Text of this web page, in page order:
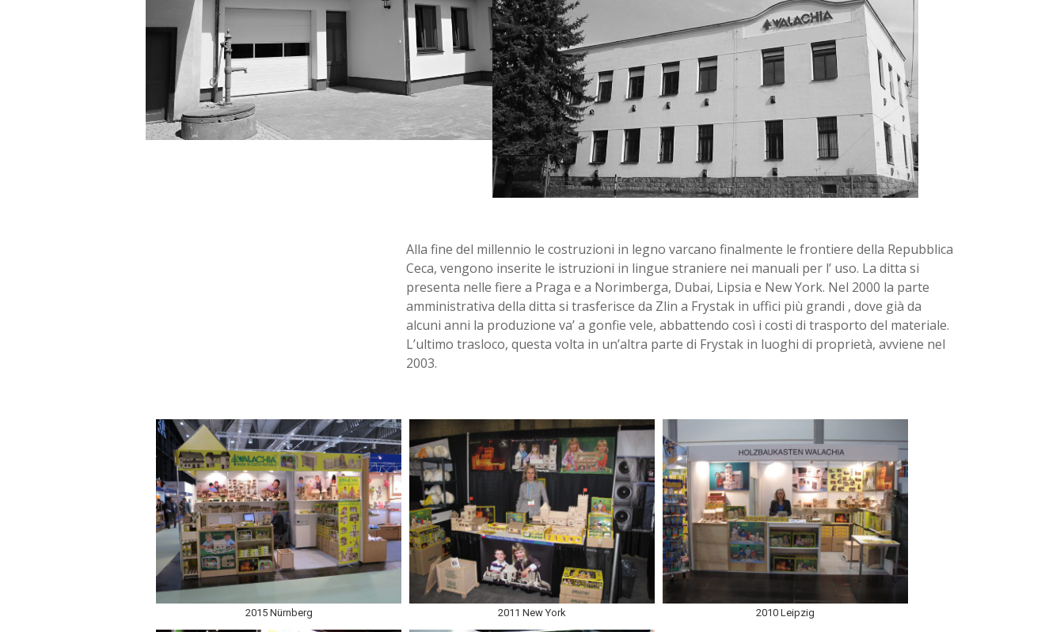
Alla fine del millennio le costruzioni in legno varcano finalmente le frontiere della Repubblica
Ceca, vengono inserite le istruzioni in lingue straniere nei manuali per l’ uso. La ditta si
presenta nelle fiere a Praga e a Norimberga, Dubai, Lipsia e New York. Nel 2000 la parte
amministrativa della ditta si trasferisce da Zlin a Frystak in uffici più grandi , dove già da
alcuni anni la produzione va’ a gonfie vele, abbattendo così i costi di trasporto del materiale.
L’ultimo trasloco, questa volta in un’altra parte di Frystak in luoghi di proprietà, avviene nel
2003.
2015 Nürnberg 2011 New York 2010 Leipzig